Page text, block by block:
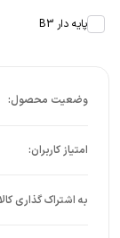
پایه دار B3